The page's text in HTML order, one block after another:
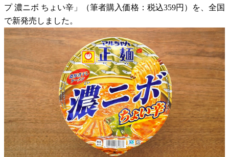
プ 濃ニボ ちょい辛」（筆者購入価格：税込359円）を、全国
で新発売しました。